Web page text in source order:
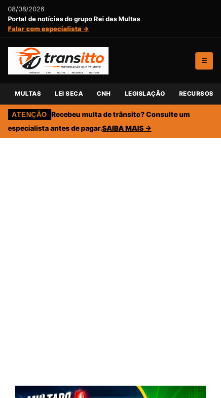
08/08/2026
Portal de notícias do grupo Rei das Multas
Falar com especialista →
☰
MULTAS LEI SECA CNH LEGISLAÇÃO RECURSOS
ATENÇÃO Recebeu multa de trânsito? Consulte um
especialista antes de pagar.SAIBA MAIS →